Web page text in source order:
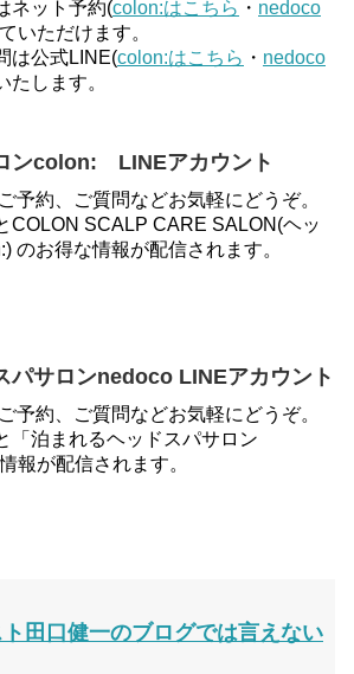
ネット予約(colon:はこちら ・ nedoco
いただけます。
は公式LINE(colon:はこちら ・ nedoco
たします。
ンcolon: LINEアカウント
予約、ご質問などお気軽にどうぞ。
COLON SCALP CARE SALON(ヘッ
のお得な情報が配信されます。
パサロンnedoco LINEアカウント
予約、ご質問などお気軽にどうぞ。
「泊まれるヘッドスパサロン
報が配信されます。
田口健一のブログでは言えない